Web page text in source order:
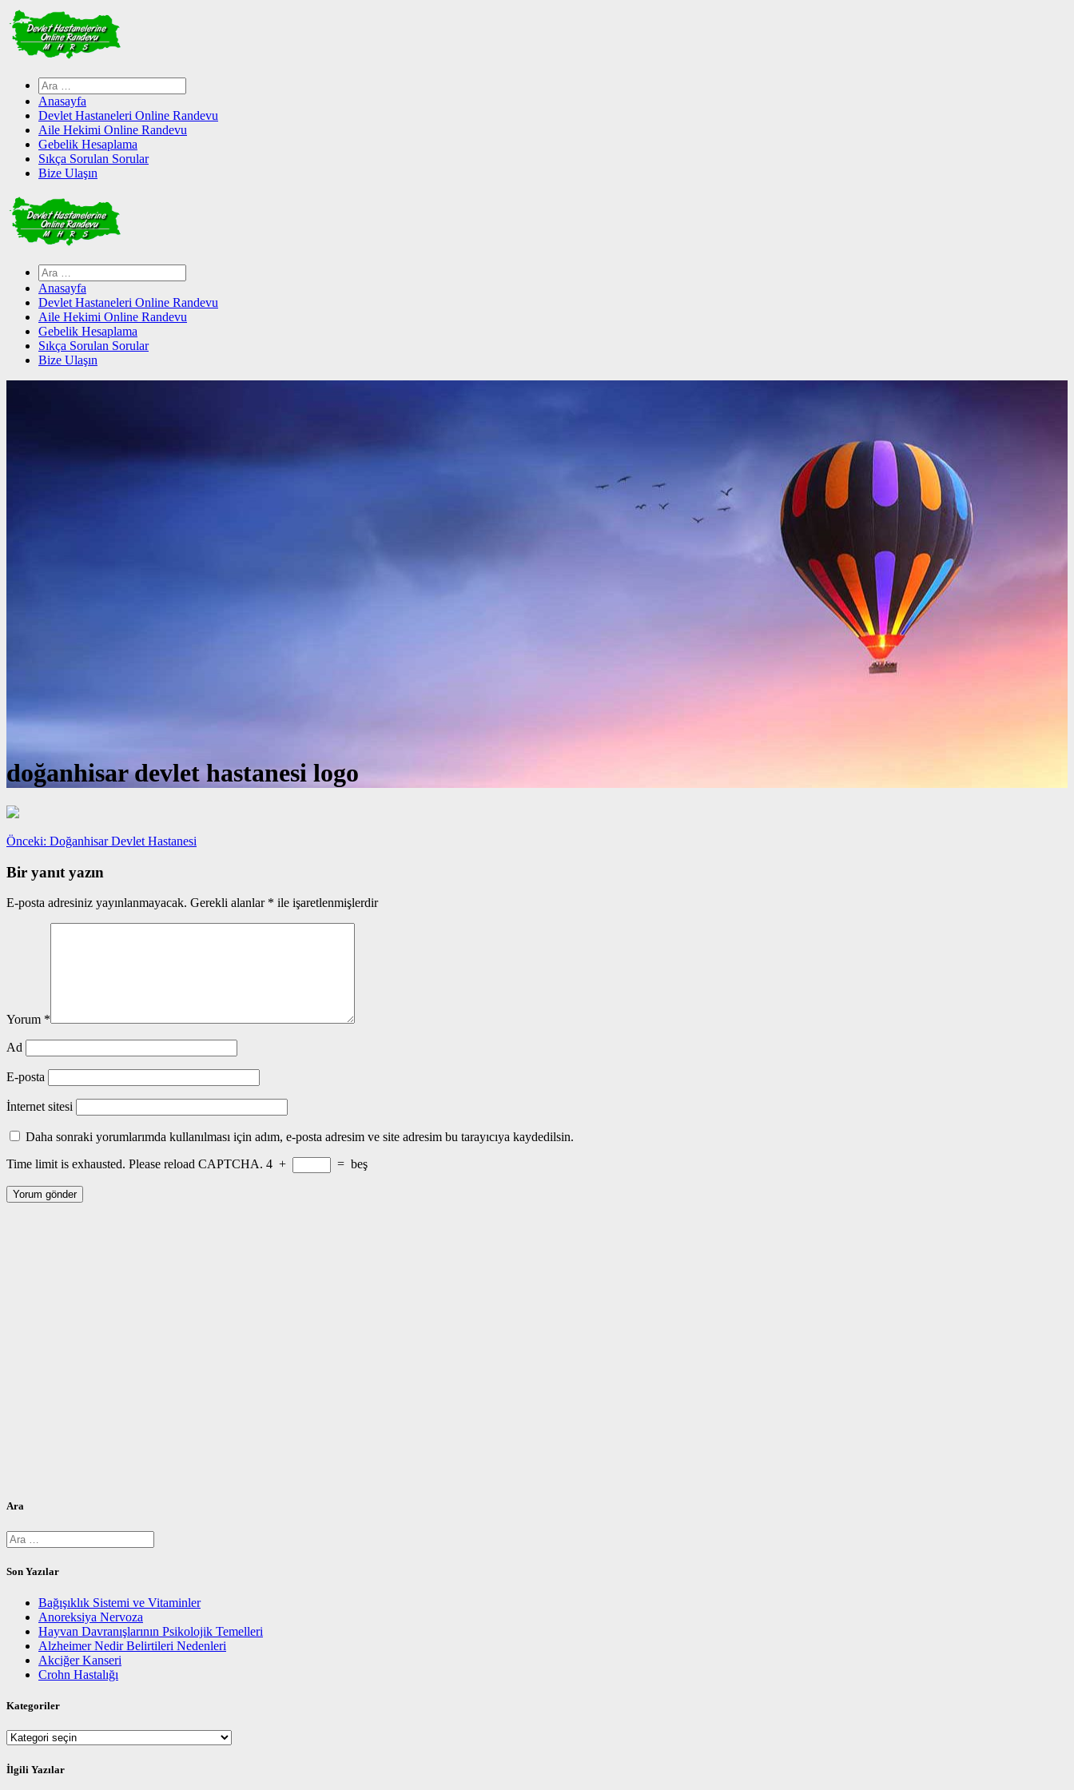
Skip
to
content
Arama:
Anasayfa
Devlet Hastaneleri Online Randevu
Aile Hekimi Online Randevu
Gebelik Hesaplama
Sıkça Sorulan Sorular
Bize Ulaşın
Arama:
Anasayfa
Devlet Hastaneleri Online Randevu
Aile Hekimi Online Randevu
Gebelik Hesaplama
Sıkça Sorulan Sorular
Bize Ulaşın
doğanhisar devlet hastanesi logo
Yazı
gezinmesi
Önceki: Önceki
Doğanhisar Devlet Hastanesi
Bir yanıt yazın
E-posta adresiniz yayınlanmayacak. Gerekli alanlar * ile işaretlenmişlerdir
Yorum *
Ad
E-posta
İnternet sitesi
Daha sonraki yorumlarımda kullanılması için adım, e-posta adresim ve site adresim bu tarayıcıya kaydedilsin.
Time limit is exhausted. Please reload CAPTCHA. 4 + = beş
Ara
Arama:
Son Yazılar
Bağışıklık Sistemi ve Vitaminler
Anoreksiya Nervoza
Hayvan Davranışlarının Psikolojik Temelleri
Alzheimer Nedir Belirtileri Nedenleri
Akciğer Kanseri
Crohn Hastalığı
Kategoriler
Kategoriler
İlgili Yazılar